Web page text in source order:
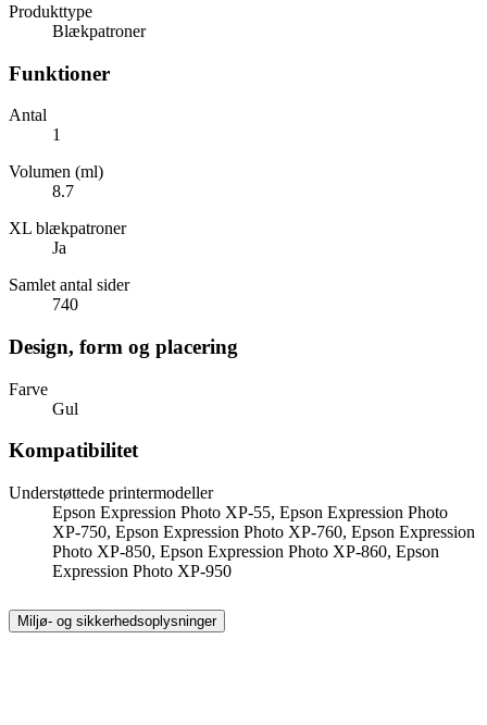
Produkttype
Blækpatroner
Funktioner
Antal
1
Volumen (ml)
8.7
XL blækpatroner
Ja
Samlet antal sider
740
Design, form og placering
Farve
Gul
Kompatibilitet
Understøttede printermodeller
Epson Expression Photo XP-55, Epson Expression Photo
XP-750, Epson Expression Photo XP-760, Epson Expression
Photo XP-850, Epson Expression Photo XP-860, Epson
Expression Photo XP-950
Miljø- og sikkerhedsoplysninger